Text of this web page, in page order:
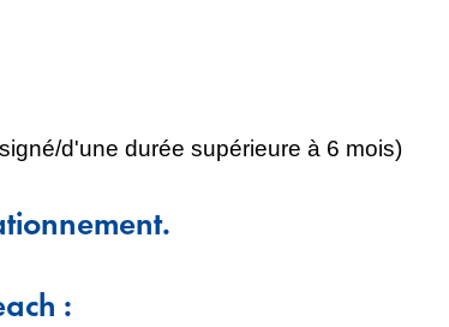
d'une durée supérieure à 6 mois)
: